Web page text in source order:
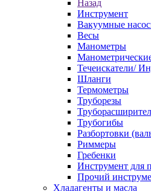
Назад
Инструмент
Вакуумные
Весы
Манометры
Течеискатели/
Шланги
Термометры
Труборезы
Трубогибы
Разбортовки
Риммеры
Гребенки
Инструмент для
Прочий
Хладагенты и масла